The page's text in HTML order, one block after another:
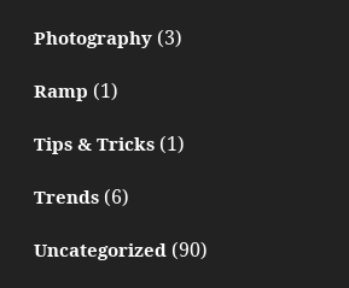
Photography(3)
Ramp (1)
Tips & Tricks(1)
Trends(6)
Uncategorized(90)